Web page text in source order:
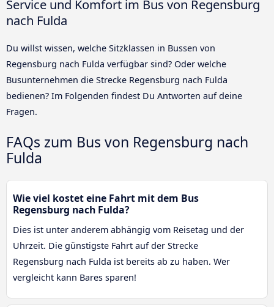
Service und Komfort im Bus von Regensburg
nach Fulda
Du willst wissen, welche Sitzklassen in Bussen von
Regensburg nach Fulda verfügbar sind? Oder welche
Busunternehmen die Strecke Regensburg nach Fulda
bedienen? Im Folgenden findest Du Antworten auf deine
Fragen.
FAQs zum Bus von Regensburg nach
Fulda
Wie viel kostet eine Fahrt mit dem Bus
Regensburg nach Fulda?
Dies ist unter anderem abhängig vom Reisetag und der
Uhrzeit. Die günstigste Fahrt auf der Strecke
Regensburg nach Fulda ist bereits ab zu haben. Wer
vergleicht kann Bares sparen!